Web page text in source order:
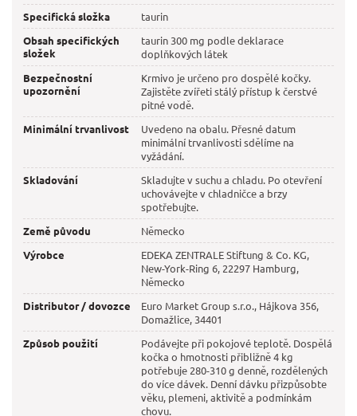
Specifická složka
taurin
Obsah specifických
složek
taurin 300 mg podle deklarace
doplňkových látek
Bezpečnostní
upozornění
Krmivo je určeno pro dospělé kočky.
Zajistěte zvířeti stálý přístup k čerstvé
pitné vodě.
Minimální trvanlivost
Uvedeno na obalu. Přesné datum
minimální trvanlivosti sdělíme na
vyžádání.
Skladování
Skladujte v suchu a chladu. Po otevření
uchovávejte v chladničce a brzy
spotřebujte.
Země původu
Německo
Výrobce
EDEKA ZENTRALE Stiftung & Co. KG,
New-York-Ring 6, 22297 Hamburg,
Německo
Distributor / dovozce
Euro Market Group s.r.o., Hájkova 356,
Domažlice, 34401
Způsob použití
Podávejte při pokojové teplotě. Dospělá
kočka o hmotnosti přibližně 4 kg
potřebuje 280-310 g denně, rozdělených
do více dávek. Denní dávku přizpůsobte
věku, plemeni, aktivitě a podmínkám
chovu.